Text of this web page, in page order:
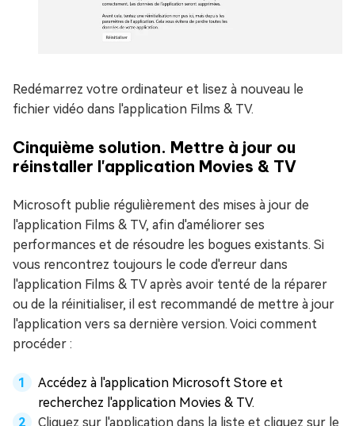
Redémarrez votre ordinateur et lisez à nouveau le
fichier vidéo dans l'application Films & TV.
Cinquième solution. Mettre à jour ou
réinstaller l'application Movies & TV
Microsoft publie régulièrement des mises à jour de
l'application Films & TV, afin d'améliorer ses
performances et de résoudre les bogues existants. Si
vous rencontrez toujours le code d'erreur dans
l'application Films & TV après avoir tenté de la réparer
ou de la réinitialiser, il est recommandé de mettre à jour
l'application vers sa dernière version. Voici comment
procéder :
Accédez à l'application Microsoft Store et
recherchez l'application Movies & TV.
Cliquez sur l'application dans la liste et cliquez sur le